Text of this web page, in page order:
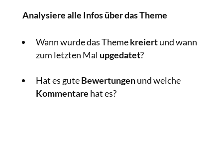
Analysiere alle Infos über das Theme
Wann wurde das Themekreiertund wann
zum letzten Mal upgedatet?
Hat es guteBewertungenund welche
Kommentare hat es?